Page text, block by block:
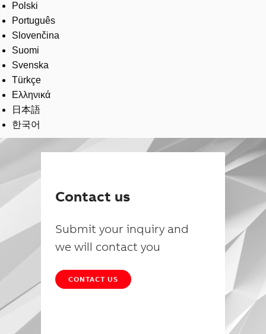
Polski
Português
Slovenčina
Suomi
Svenska
Türkçe
Ελληνικά
日本語
한국어
Contact us
Submit your inquiry and
we will contact you
CONTACT US